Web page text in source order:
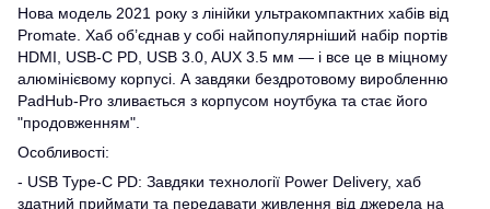
Нова модель 2021 року з лінійки ультракомпактних хабів від
Promate. Хаб об’єднав у собі найпопулярніший набір портів
HDMI, USB-C PD, USB 3.0, AUX 3.5 мм — і все це в міцному
алюмінієвому корпусі. А завдяки бездротовому виробленню
PadHub-Pro зливається з корпусом ноутбука та стає його
"продовженням".
Особливості:
- USB Type-C PD: Завдяки технології Power Delivery, хаб
здатний приймати та передавати живлення від джерела на